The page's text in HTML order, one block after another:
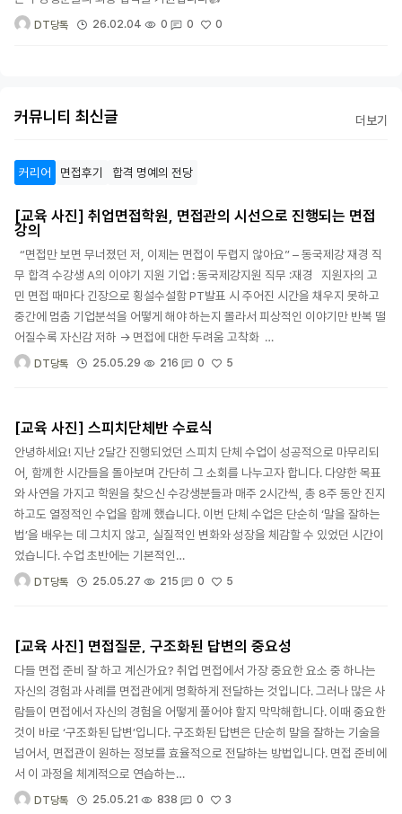
DT당톡 26.02.04 0 0 0
커뮤니티 최신글 더보기
커리어 면접후기 합격 명예의 전당
[교육 사진] 취업면접학원, 면접관의 시선으로 진행되는 면접
강의
“면접만 보면 무너졌던 저, 이제는 면접이 두렵지 않아요” – 동국제강 재경 직
무 합격 수강생 A의 이야기 지원 기업 : 동국제강지원 직무 :재경 지원자의 고
민 면접 때마다 긴장으로 횡설수설함 PT발표 시 주어진 시간을 채우지 못하고
중간에 멈춤 기업분석을 어떻게 해야 하는지 몰라서 피상적인 이야기만 반복 떨
어질수록 자신감 저하 → 면접에 대한 두려움 고착화 …
DT당톡 25.05.29 216 0 5
[교육 사진] 스피치단체반 수료식
안녕하세요! 지난 2달간 진행되었던 스피치 단체 수업이 성공적으로 마무리되
어, 함께한 시간들을 돌아보며 간단히 그 소회를 나누고자 합니다. 다양한 목표
와 사연을 가지고 학원을 찾으신 수강생분들과 매주 2시간씩, 총 8주 동안 진지
하고도 열정적인 수업을 함께 했습니다. 이번 단체 수업은 단순히 ‘말을 잘하는
법’을 배우는 데 그치지 않고, 실질적인 변화와 성장을 체감할 수 있었던 시간이
었습니다. 수업 초반에는 기본적인…
DT당톡 25.05.27 215 0 5
[교육 사진] 면접질문, 구조화된 답변의 중요성
다들 면접 준비 잘 하고 계신가요? 취업 면접에서 가장 중요한 요소 중 하나는
자신의 경험과 사례를 면접관에게 명확하게 전달하는 것입니다. 그러나 많은 사
람들이 면접에서 자신의 경험을 어떻게 풀어야 할지 막막해합니다. 이때 중요한
것이 바로 ‘구조화된 답변’입니다. 구조화된 답변은 단순히 말을 잘하는 기술을
넘어서, 면접관이 원하는 정보를 효율적으로 전달하는 방법입니다. 면접 준비에
서 이 과정을 체계적으로 연습하는…
DT당톡 25.05.21 838 0 3